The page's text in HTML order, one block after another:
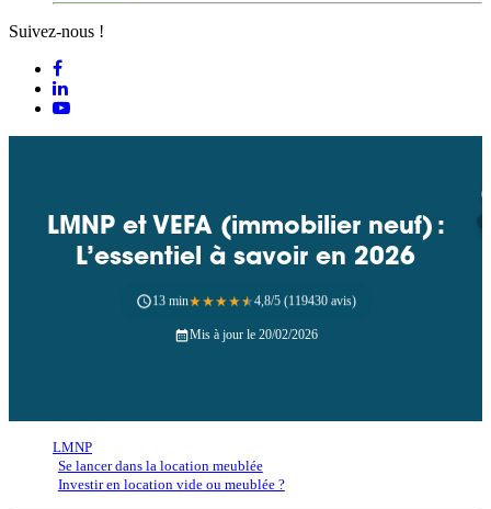
Suivez-nous !
LMNP et VEFA (immobilier neuf) :
L’essentiel à savoir en 2026
13 min★★★★★4,8/5 (119430 avis)
Mis à jour le 20/02/2026
LMNP
Se lancer dans la location meublée
Investir en location vide ou meublée ?